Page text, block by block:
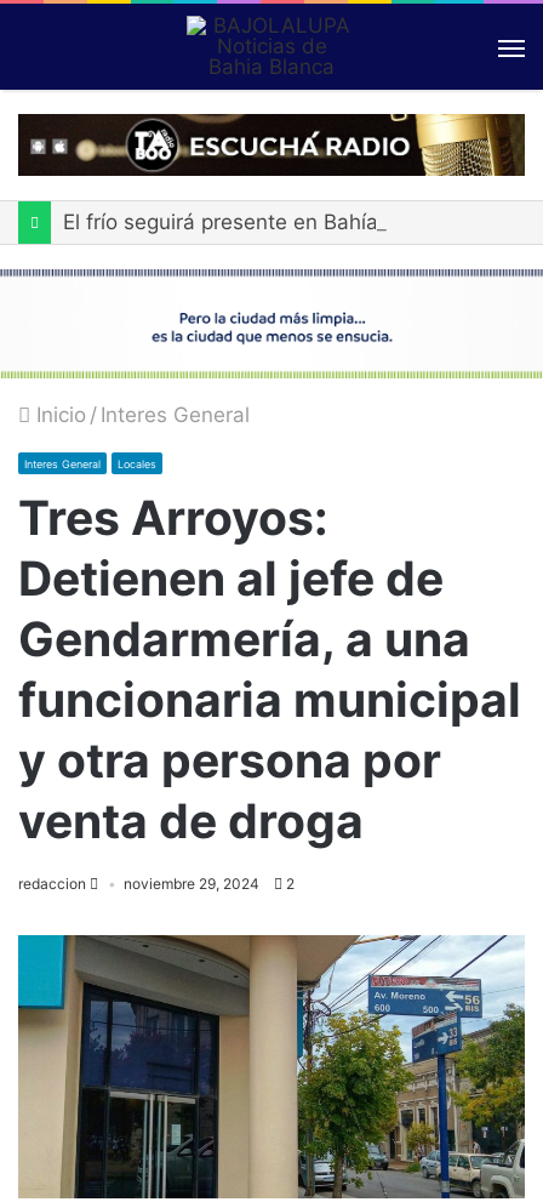
Inicio / Interes General
Interes General Locales
Tres Arroyos:
Detienen al jefe de
Gendarmería, a una
funcionaria municipal
y otra persona por
venta de droga
redaccion noviembre 29, 2024 2